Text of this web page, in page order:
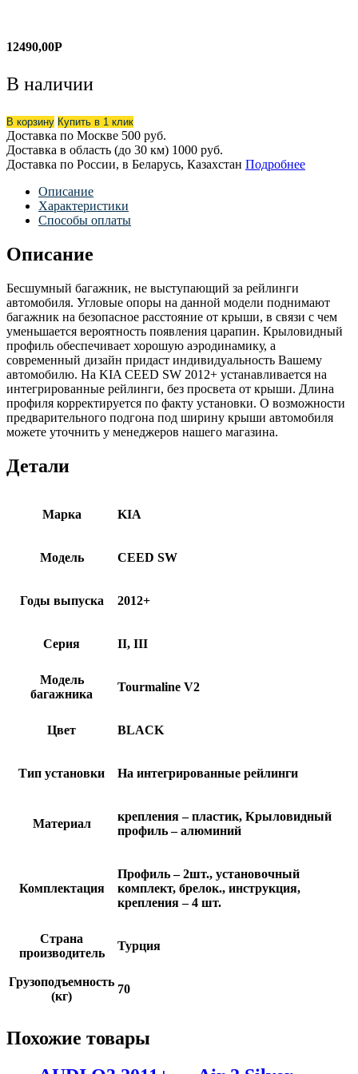
12490,00Р
В наличии
В корзину Купить в 1 клик
Доставка по Москве 500 руб.
Доставка в область (до 30 км) 1000 руб.
Доставка по России, в Беларусь, Казахстан Подробнее
Описание
Характеристики
Способы оплаты
Описание
Бесшумный багажник, не выступающий за рейлинги
автомобиля. Угловые опоры на данной модели поднимают
багажник на безопасное расстояние от крыши, в связи с чем
уменьшается вероятность появления царапин. Крыловидный
профиль обеспечивает хорошую аэродинамику, а
современный дизайн придаст индивидуальность Вашему
автомобилю. На KIA CEED SW 2012+ устанавливается на
интегрированные рейлинги, без просвета от крыши. Длина
профиля корректируется по факту установки. О возможности
предварительного подгона под ширину крыши автомобиля
можете уточнить у менеджеров нашего магазина.
Детали
Марка KIA
Модель CEED SW
Годы выпуска 2012+
Серия II, III
Модель
багажника
Tourmaline V2
Цвет BLACK
Тип установки На интегрированные рейлинги
Материал
крепления – пластик, Крыловидный
профиль – алюминий
Комплектация
Профиль – 2шт., установочный
комплект, брелок., инструкция,
крепления – 4 шт.
Страна
производитель
Турция
Грузоподъемность
(кг)
70
Похожие товары